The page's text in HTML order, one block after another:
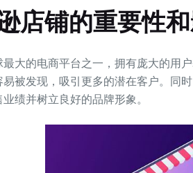
店铺的重要性
的电商平台之一，拥有庞大的用户
被发现，吸引更多的潜在客户。同
绩并树立良好的品牌形象。